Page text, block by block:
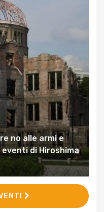
no alle armi e
di Hiroshima